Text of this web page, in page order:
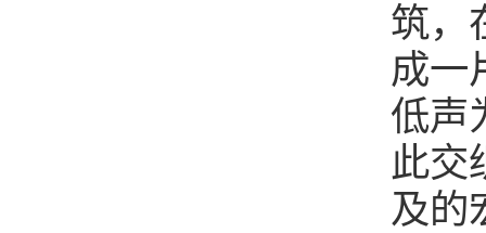
筑，
成一
低声
此交
及的